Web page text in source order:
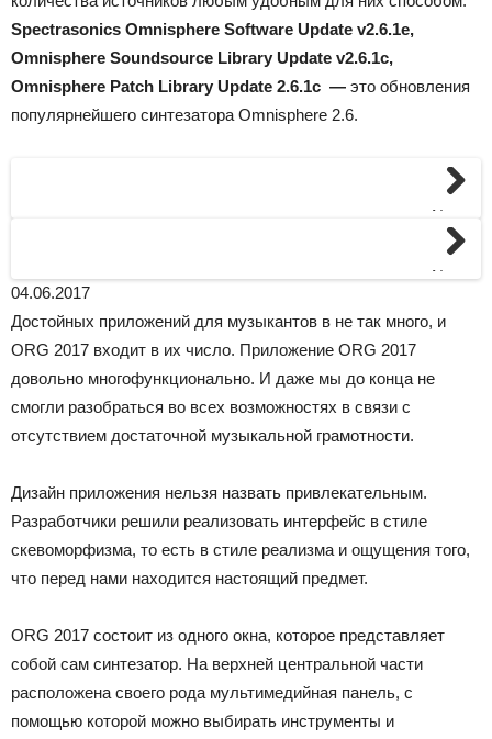
Spectrasonics Omnisphere Software Update v2.6.1e,
Omnisphere Soundsource Library Update v2.6.1c,
Omnisphere Patch Library Update 2.6.1c — это обновления
популярнейшего синтезатора Omnisphere 2.6.
Next
Next
04.06.2017
Достойных приложений для музыкантов в не так много, и
ORG 2017 входит в их число. Приложение ORG 2017
довольно многофункционально. И даже мы до конца не
смогли разобраться во всех возможностях в связи с
отсутствием достаточной музыкальной грамотности.
Дизайн приложения нельзя назвать привлекательным.
Разработчики решили реализовать интерфейс в стиле
скевоморфизма, то есть в стиле реализма и ощущения того,
что перед нами находится настоящий предмет.
ORG 2017 состоит из одного окна, которое представляет
собой сам синтезатор. На верхней центральной части
расположена своего рода мультимедийная панель, с
помощью которой можно выбирать инструменты и